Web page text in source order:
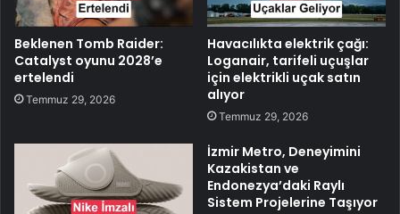
Beklenen Tomb Raider:
Catalyst oyunu 2028’e
ertelendi
Temmuz 29, 2026
Havacılıkta elektrik çağı:
Loganair, tarifeli uçuşlar
için elektrikli uçak satın
alıyor
Temmuz 29, 2026
İzmir Metro, Deneyimini
Kazakistan ve
Endonezya’daki Raylı
Sistem Projelerine Taşıyor